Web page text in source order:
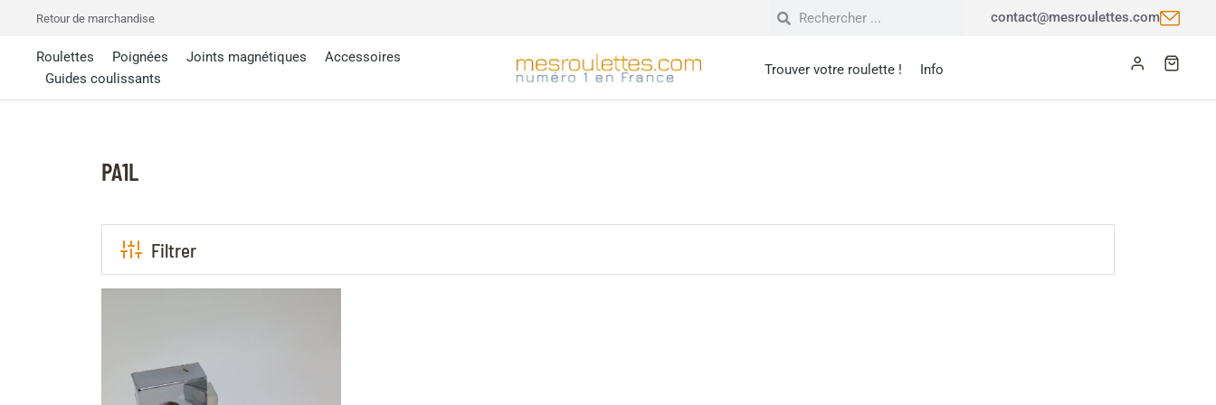
Retour de marchandise contact@mesroulettes.com
Roulettes Poignées Joints magnétiques
Accessoires
Guides coulissants
Trouver votre roulette ! Info
PA1L
Filtrer